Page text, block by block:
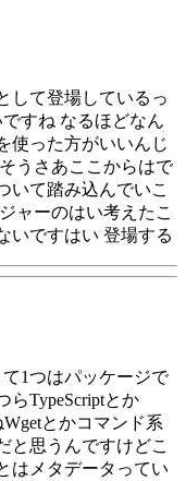
して登場しているっ
すね なるほどなん
使った方がいいんじ
うさあここからはで
いて踏み込んでいこ
ャーのはい考えたこ
いですはい 登場する
1つはパッケージで
らTypeScriptとか
とかコマンド系
と思うんですけどこ
はメタデータってい